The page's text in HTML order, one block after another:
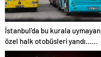
İstanbul'da bu kurala uymayan
özel halk otobüsleri yandı…
Ruhsatları iptal ediliyor